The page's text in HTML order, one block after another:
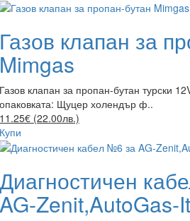
Газов клапан за
Mimgas
Газов клапан за пропан-бутан турски
опаковката: Щуцер холендър ф..
11.25€ (22.00лв.)
Купи
Диагностичен
AG-Zenit,AutoGas-